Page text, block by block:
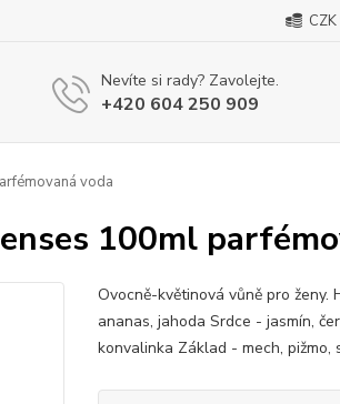
CZK
Nevíte si rady? Zavolejte.
+420 604 250 909
voda
100ml
Ovocně-květinová vůně pro ženy.
ananas, jahoda Srdce - jasmín,
konvalinka Základ - mech, pižmo,